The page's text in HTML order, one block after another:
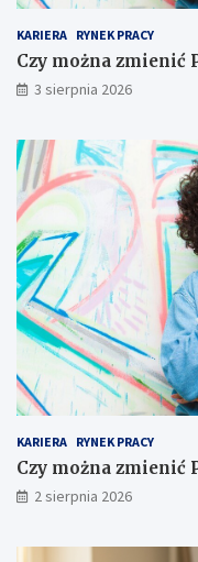
KARIERA RYNEK PRACY
Czy można zmienić
3 sierpnia 2026
KARIERA RYNEK PRACY
Czy można zmienić
2 sierpnia 2026